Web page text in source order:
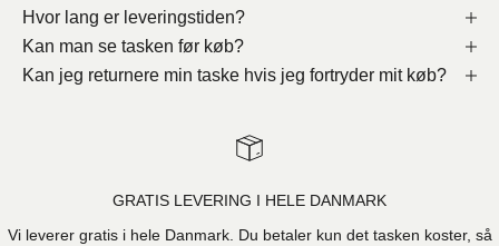
Hvor lang er leveringstiden?
Kan man se tasken før køb?
Kan jeg returnere min taske hvis jeg fortryder mit køb?
GRATIS LEVERING I HELE DANMARK
Vi leverer gratis i hele Danmark. Du betaler kun det tasken koster, så